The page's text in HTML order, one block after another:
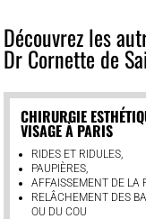
Découvrez les
Dr Cornette de
CHIRURGIE
VISAGE À PARIS
RIDES ET RIDULES,
PAUPIÈRES,
AFFAISSEMENT DE LA
RELÂCHEMENT DES
OU DU COU